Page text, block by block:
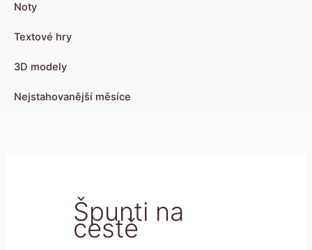
Noty
Textové hry
3D modely
Nejstahovanější měsíce
Špunti na
cestě